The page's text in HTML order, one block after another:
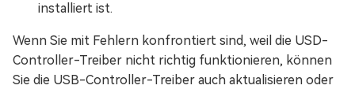
installiert ist.
Wenn Sie mit Fehlern konfrontiert sind, weil die USD-
Controller-Treiber nicht richtig funktionieren, können
Sie die USB-Controller-Treiber auch aktualisieren oder